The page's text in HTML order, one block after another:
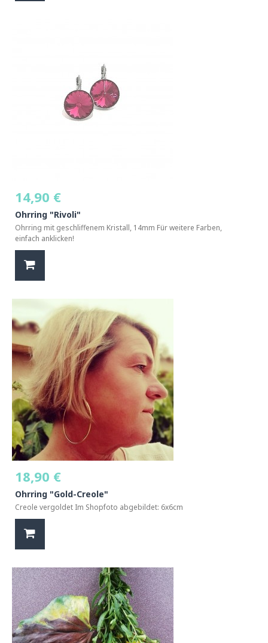
14,90 €
Ohrring "Rivoli"
Ohrring mit geschliffenem Kristall, 14mm Für weitere Farben,
einfach anklicken!
18,90 €
Ohrring "Gold-Creole"
Creole vergoldet Im Shopfoto abgebildet: 6x6cm